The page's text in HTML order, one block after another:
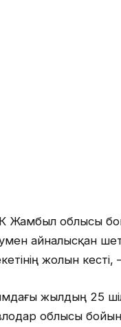
Жамбыл облысы
айналысқан
жолын
жылдың 25
облысы